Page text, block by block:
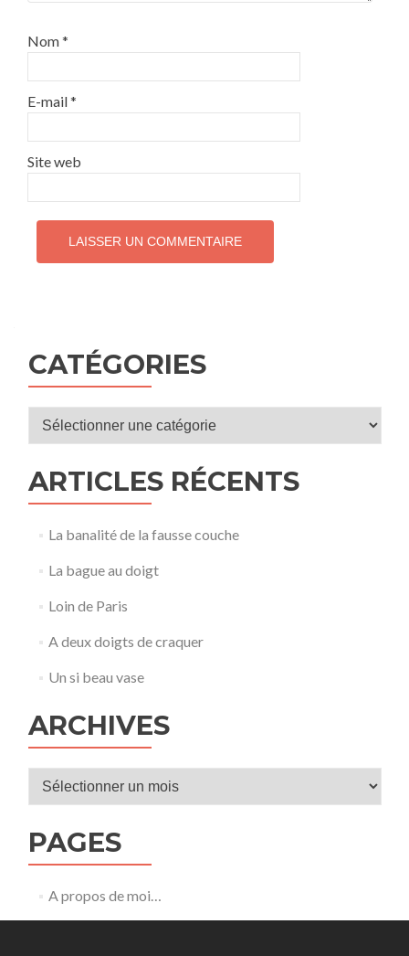
Nom*
E-mail*
Site web
CATÉGORIES
Catégories
ARTICLES RÉCENTS
La banalité de la fausse couche
La bague au doigt
Loin de Paris
A deux doigts de craquer
Un si beau vase
ARCHIVES
Archives
PAGES
A propos de moi…